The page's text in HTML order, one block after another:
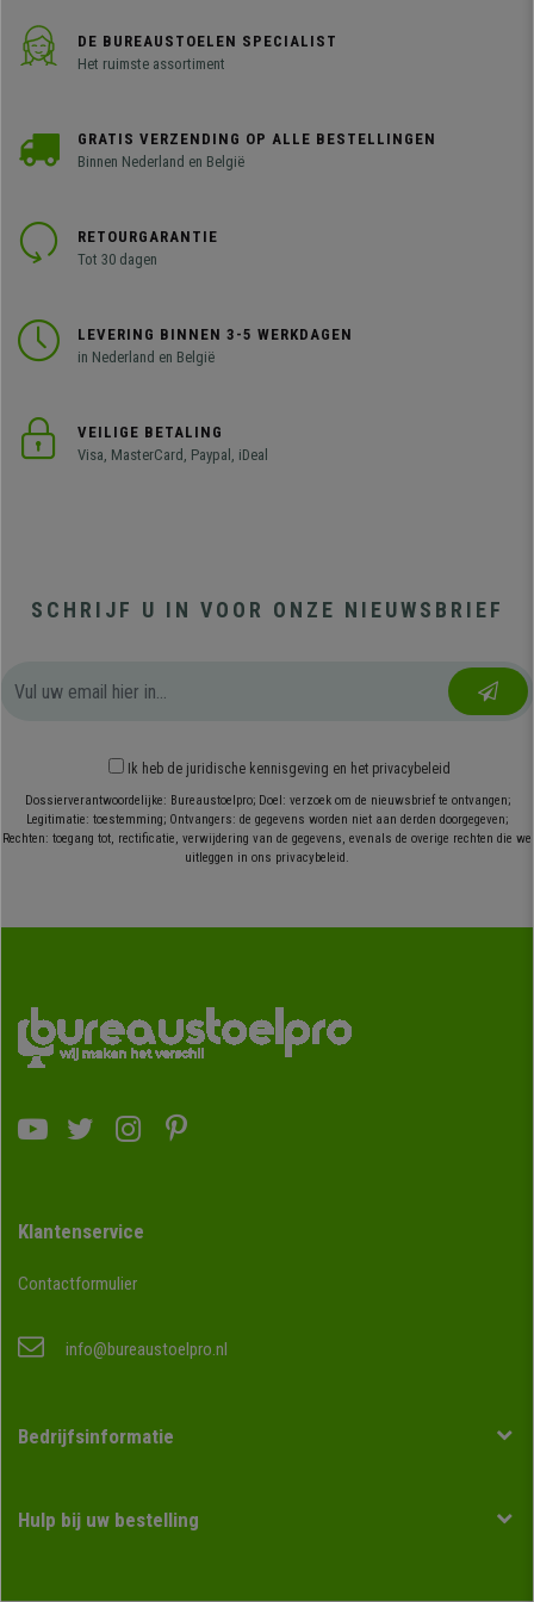
DE BUREAUSTOELEN SPECIALIST
Het ruimste assortiment
GRATIS VERZENDING OP ALLE BESTELLINGEN
Binnen Nederland en België
RETOURGARANTIE
Tot 30 dagen
LEVERING BINNEN 3-5 WERKDAGEN
in Nederland en België
VEILIGE BETALING
Visa, MasterCard, Paypal, iDeal
SCHRIJF U IN VOOR ONZE NIEUWSBRIEF
Ik heb de juridische kennisgeving en het privacybeleid
Dossierverantwoordelijke: Bureaustoelpro; Doel: verzoek om de nieuwsbrief te ontvangen;
Legitimatie: toestemming; Ontvangers: de gegevens worden niet aan derden doorgegeven;
Rechten: toegang tot, rectificatie, verwijdering van de gegevens, evenals de overige rechten die we
uitleggen in ons privacybeleid.
Klantenservice
Contactformulier
info@bureaustoelpro.nl
Bedrijfsinformatie
Hulp bij uw bestelling